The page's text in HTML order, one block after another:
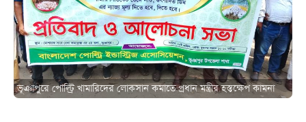
ভূঞাপুরে পোল্ট্রি খামারিদের লোকসান কমাতে প্রধান মন্ত্রীর হস্তক্ষেপ কামনা